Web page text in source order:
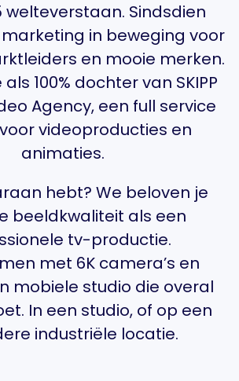
welteverstaan. Sindsdien
in beweging voor
en mooie merken.
100% dochter van SKIPP
Agency, een full service
videoproducties en
animaties.
hebt? We beloven je
beeldkwaliteit als een
tv-productie.
met 6K camera’s en
mobiele studio die overal
In een studio, of op een
industriële locatie.